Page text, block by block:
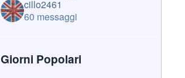
cillo2461
60 messaggi
Giorni Popolari